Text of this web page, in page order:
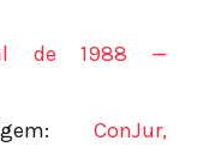
de 1988 —
ConJur,